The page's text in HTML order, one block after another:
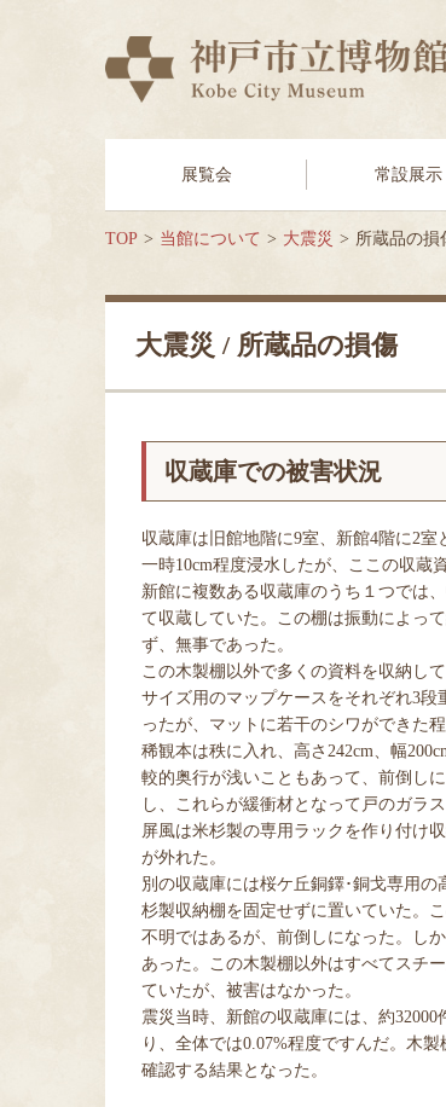
展覧会 常設展示
TOP 当館について 大震災 所蔵品の損
大震災 / 所蔵品の損傷
収蔵庫での被害状況
収蔵庫は旧館地階に9室、新館4階に2
一時10cm程度浸水したが、 ここの収蔵
新館に複数ある収蔵庫のうち１つでは、
て収蔵していた。この棚は振動によっ
ず、無事であった。
この木製棚以外で多くの資料を収納し
サイズ用のマップケースをそれぞれ3
ったが、マットに若干のシワができた程
稀観本は秩に入れ、高さ242cm、幅
較的奥行が浅いこともあって、前倒し
し、これらが緩衝材となって戸のガラ
屏風は米杉製の専用ラックを作り付け収
が外れた。
別の収蔵庫には桜ケ丘銅鐸･銅戈専用の
杉製収納棚を固定せずに置いていた。
不明ではあるが、前倒しになった。し
あった。この木製棚以外はすべてスチ
ていたが、被害はなかった。
震災当時、 新館の収蔵庫には、約
り、全体では0.07%程度ですんだ。木
確認する結果となった。